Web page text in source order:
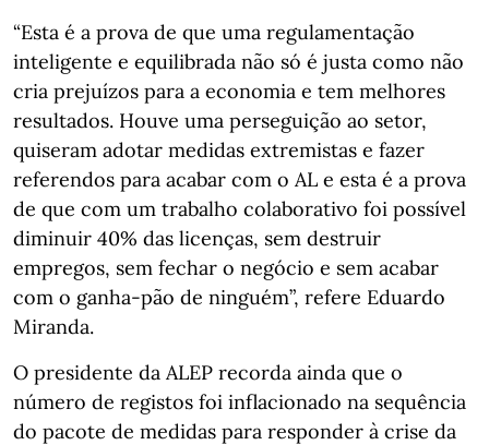
“Esta é a prova de que uma regulamentação
inteligente e equilibrada não só é justa como não
cria prejuízos para a economia e tem melhores
resultados. Houve uma perseguição ao setor,
quiseram adotar medidas extremistas e fazer
referendos para acabar com o AL e esta é a prova
de que com um trabalho colaborativo foi possível
diminuir 40% das licenças, sem destruir
empregos, sem fechar o negócio e sem acabar
com o ganha-pão de ninguém”, refere Eduardo
Miranda.
O presidente da ALEP recorda ainda que o
número de registos foi inflacionado na sequência
do pacote de medidas para responder à crise da